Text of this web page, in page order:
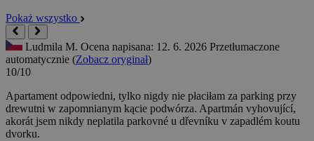
Pokaż wszystko
Ludmila M. Ocena napisana: 12. 6. 2026 Przetłumaczone
automatycznie (Zobacz oryginał)
10/10
Apartament odpowiedni, tylko nigdy nie płaciłam za parking przy
drewutni w zapomnianym kącie podwórza. Apartmán vyhovující,
akorát jsem nikdy neplatila parkovné u dřevníku v zapadlém koutu
dvorku.